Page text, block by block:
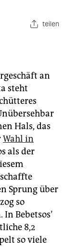
teilen
an
steht
Hals, das
Wahl in
als der
Sprung über
so
Bebetsos’
8,2
so viele